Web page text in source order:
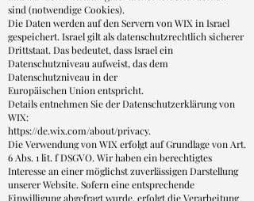
sind (notwendige Cookies).
Die Daten werden auf den Servern von WIX in Israel
gespeichert. Israel gilt als datenschutzrechtlich sicherer
Drittstaat. Das bedeutet, dass Israel ein
Datenschutzniveau aufweist, das dem
Datenschutzniveau in der
Europäischen Union entspricht.
Details entnehmen Sie der Datenschutzerklärung von
WIX:
https://de.wix.com/about/privacy.
Die Verwendung von WIX erfolgt auf Grundlage von Art.
6 Abs. 1 lit. f DSGVO. Wir haben ein berechtigtes
Interesse an einer möglichst zuverlässigen Darstellung
unserer Website. Sofern eine entsprechende
Einwilligung abgefragt wurde, erfolgt die Verarbeitung